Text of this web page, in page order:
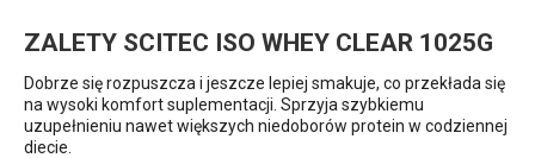
ZALETY SCITEC ISO WHEY CLEAR 1025G
Dobrze się rozpuszcza i jeszcze lepiej smakuje, co przekłada się
na wysoki komfort suplementacji. Sprzyja szybkiemu
uzupełnieniu nawet większych niedoborów protein w codziennej
diecie.